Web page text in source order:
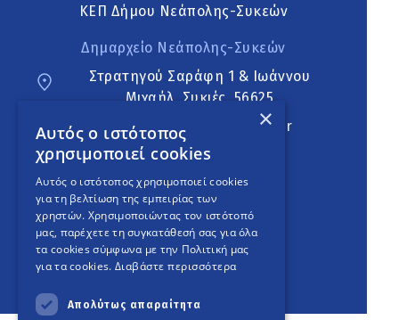
ΚΕΠ Δήμου Νεάπολης-Συκεών
Δημαρχείο Νεάπολης-Συκεών
Στρατηγού Σαράφη 1 & Ιωάννου
Μιχαήλ, Συκιές, 56625
neapoli.sykies@ddt.gov.gr
Ακολουθήστε
English Version
An project
×
Αυτός ο ιστότοπος
χρησιμοποιεί cookies
Αυτός ο ιστότοπος χρησιμοποιεί cookies
για τη βελτίωση της εμπειρίας των
χρηστών. Χρησιμοποιώντας τον ιστότοπό
μας, παρέχετε τη συγκατάθεσή σας για όλα
τα cookies σύμφωνα με την Πολιτική μας
για τα cookies. Διαβάστε περισσότερα
Απολύτως απαραίτητα